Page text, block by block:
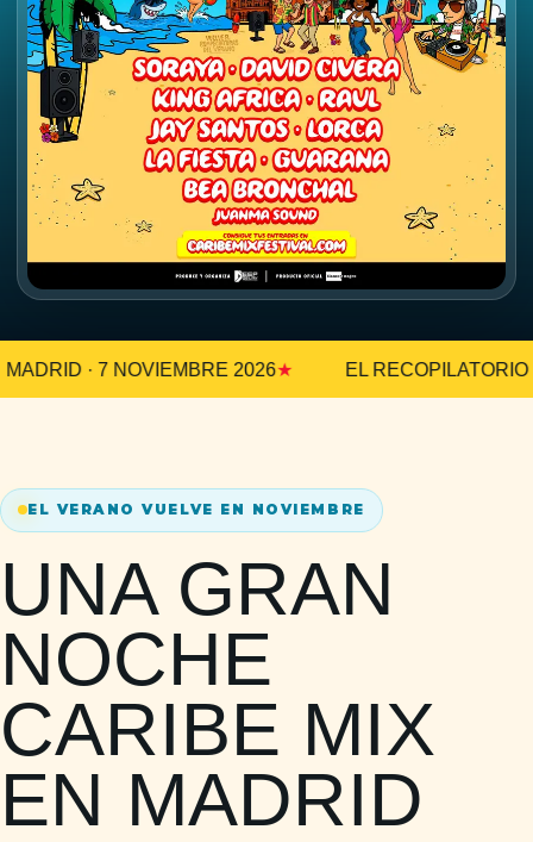
· 7 NOVIEMBRE 2026 EL RECOPILATORIO DEL
EL VERANO VUELVE EN NOVIEMBRE
UNA GRAN
NOCHE
CARIBE MIX
EN MADRID